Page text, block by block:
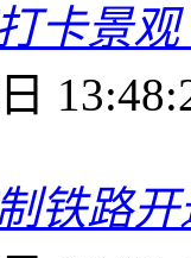
卡景
铁路